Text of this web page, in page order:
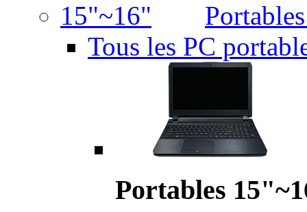
Tous les PC
Portables